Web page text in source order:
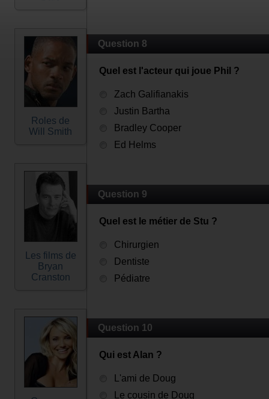
Roles de
Will Smith
Les films de
Bryan
Cranston
Question 8
Quel est l'acteur qui joue Phil ?
Zach Galifianakis
Justin Bartha
Bradley Cooper
Ed Helms
Question 9
Quel est le métier de Stu ?
Chirurgien
Dentiste
Pédiatre
Question 10
Qui est Alan ?
L'ami de Doug
Le cousin de Doug